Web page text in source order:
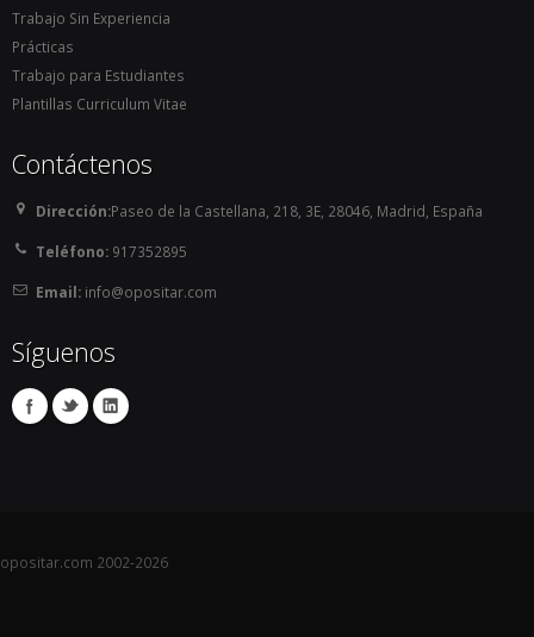
Trabajo Sin Experiencia
Prácticas
Trabajo para Estudiantes
Plantillas Curriculum Vitae
Contáctenos
Dirección:Paseo de la Castellana, 218, 3E, 28046, Madrid, España
Teléfono: 917352895
Email:info@opositar.com
Síguenos
opositar.com 2002-2026